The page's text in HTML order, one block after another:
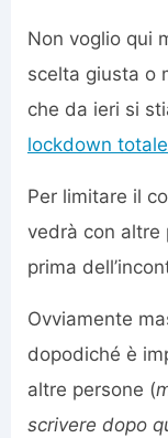
Non voglio qui
scelta giusta o
che da ieri si
lockdown totale
Per limitare il
vedrà con altre
prima
Ovviamente
dopodiché è
altre persone (
scrivere dopo